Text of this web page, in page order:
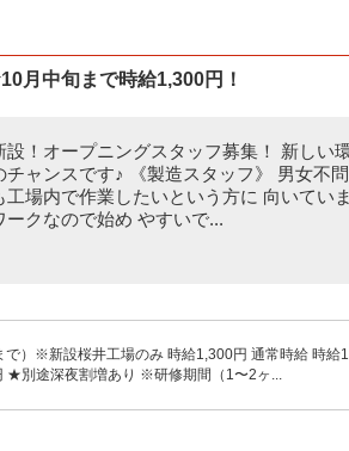
月中旬まで時給1,300円！
設！オープニングスタッフ募集！ 新しい
チャンスです♪ 《製造スタッフ》 男女不問
工場内で作業したいという方に 向いてい
ークなので始め やすいで...
で）※新設桜井工場のみ 時給1,300円 通常時給 時給
★別途深夜割増あり ※研修期間（1〜2ヶ...